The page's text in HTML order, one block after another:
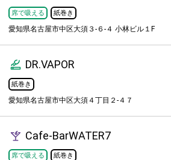
席で吸える 紙巻き
愛知県名古屋市中区大須３-６-４ 小林ビル１F
DR.VAPOR
紙巻き
愛知県名古屋市中区大須４丁目２-４７
Cafe-BarWATER7
席で吸える 紙巻き